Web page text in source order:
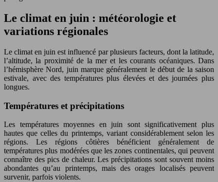
Le climat en juin : météorologie et
variations régionales
Le climat en juin est influencé par plusieurs facteurs, dont la latitude,
l’altitude, la proximité de la mer et les courants océaniques. Dans
l’hémisphère Nord, juin marque généralement le début de la saison
estivale, avec des températures plus élevées et des journées plus
longues.
Températures et précipitations
Les températures moyennes en juin sont significativement plus
hautes que celles du printemps, variant considérablement selon les
régions. Les régions côtières bénéficient généralement de
températures plus modérées que les zones continentales, qui peuvent
connaître des pics de chaleur. Les précipitations sont souvent moins
abondantes qu’au printemps, mais des orages localisés peuvent
survenir, parfois violents.